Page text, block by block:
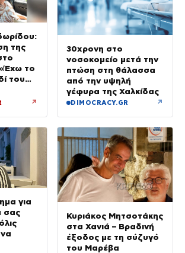
της
το
του
↗
30χρονη στο
νοσοκομείο μετά την
πτώση στη θάλασσα
από την υψηλή
γέφυρα της Χαλκίδας
DIMOCRACY.GR ↗
για
σας
Κυριάκος Μητσοτάκης
στα Χανιά – Βραδινή
έξοδος με τη σύζυγό
του Μαρέβα